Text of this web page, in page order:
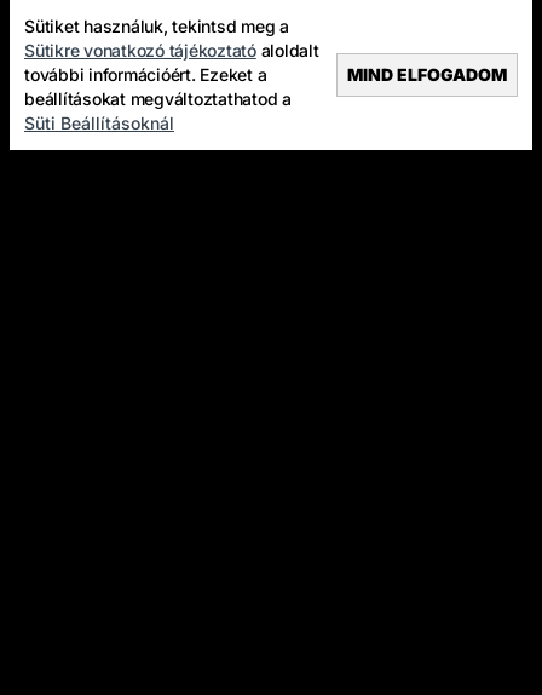
Sütiket használuk, tekintsd meg a
Sütikre vonatkozó tájékoztatóaloldalt
további információért. Ezeket a
beállításokat megváltoztathatod a
Süti Beállításoknál
MIND ELFOGADOM